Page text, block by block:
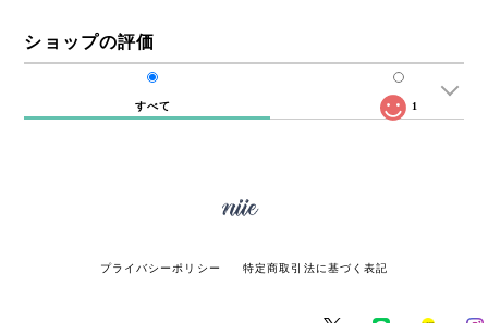
ショップの評価
すべて 1
プライバシーポリシー 特定商取引法に基づく表記